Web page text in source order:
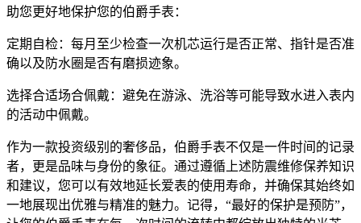
助您更好地保护您的伯爵手表：
定期自检：每月至少检查一次机芯运行是否正常、指针是否准
确以及防水圈是否有磨损迹象。
选择合适场合佩戴：避免在游泳、洗浴等可能导致水进入表内
的活动中佩戴。
作为一款投资级别的奢侈品，伯爵手表不仅是一件时间的记录
者，更是品味与身份的象征。通过遵循上述防震维修保养知识
和建议，您可以有效地延长爱表的使用寿命，并确保其始终如
一地展现出优雅与精准的魅力。记得，“最好的保护是预防”，